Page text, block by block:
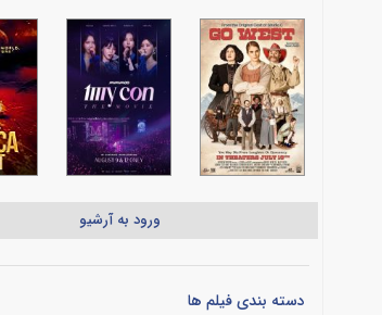
ورود به آرشیو
دسته بندی فیلم ها